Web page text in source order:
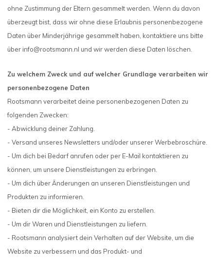
ohne Zustimmung der Eltern gesammelt werden. Wenn du davon
überzeugt bist, dass wir ohne diese Erlaubnis personenbezogene
Daten über Minderjährige gesammelt haben, kontaktiere uns bitte
über info@rootsmann.nl und wir werden diese Daten löschen.
Zu welchem ​​Zweck und auf welcher Grundlage verarbeiten wir
personenbezogene Daten
Rootsmann verarbeitet deine personenbezogenen Daten zu
folgenden Zwecken:
- Abwicklung deiner Zahlung.
- Versand unseres Newsletters und/oder unserer Werbebroschüre.
- Um dich bei Bedarf anrufen oder per E-Mail kontaktieren zu
können, um unsere Dienstleistungen zu erbringen.
- Um dich über Änderungen an unseren Dienstleistungen und
Produkten zu informieren.
- Bieten dir die Möglichkeit, ein Konto zu erstellen.
- Um dir Waren und Dienstleistungen zu liefern.
- Rootsmann analysiert dein Verhalten auf der Website, um die
Website zu verbessern und das Produkt- und